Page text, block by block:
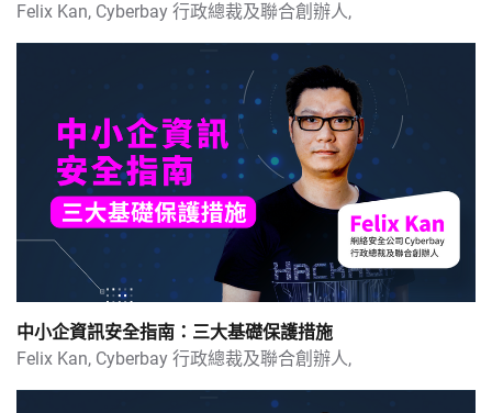
B2B大數據系列：實用追客秘技
B2B大數據系列：四大角度分析對手數據
B2B大數據系列：四大角度分析市場需求
B2B大數據系列：免費分析工具示範
B2B大數據系列：搜尋結果分析市場走向
LinkedIn Director親自教學 中小企網上推廣全攻略
中小企資訊安全指南：十大資安錦囊
Felix Kan, Cyberbay 行政總裁及聯合創辦人,
中小企資訊安全指南：三大基礎保護措施
Felix Kan, Cyberbay 行政總裁及聯合創辦人,